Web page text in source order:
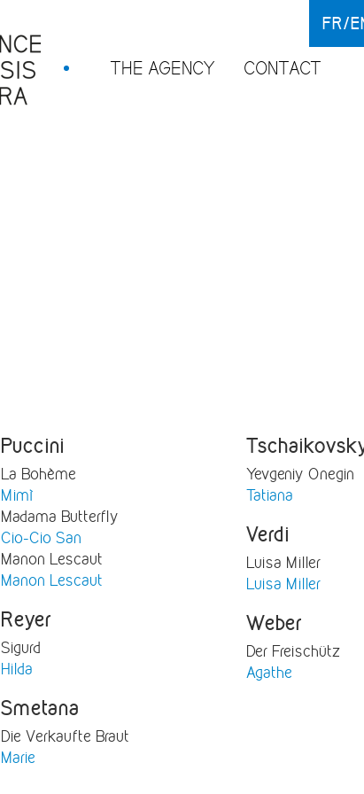
THE AGENCY CONTACT
FR
Puccini
La Bohème
Mimì
Madama Butterfly
Cio-Cio San
Manon Lescaut
Manon Lescaut
Reyer
Sigurd
Hilda
Smetana
Die Verkaufte Braut
Marie
Yevgeniy Onegin
Tatiana
Verdi
Luisa Miller
Luisa Miller
Weber
Der Freischütz
Agathe